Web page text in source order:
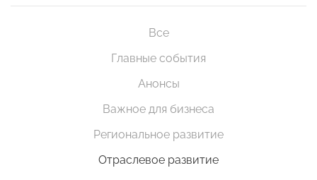
Все
Главные события
Анонсы
Важное для бизнеса
Региональное развитие
Отраслевое развитие